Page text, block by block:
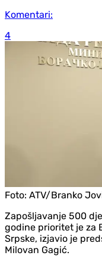
Komentari:
4
Foto: ATV/Branko
Zapošljavanje 500
godine prioritet je za
Srpske, izjavio je
Milovan Gagić.